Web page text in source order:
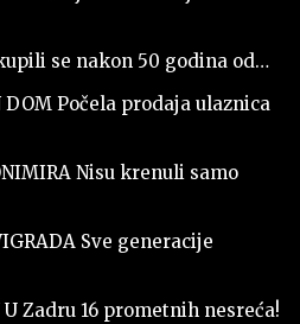
se nakon 50 godina od…
DOM Počela prodaja ulaznica
Nisu krenuli samo
Sve generacije
U Zadru 16 prometnih nesreća!